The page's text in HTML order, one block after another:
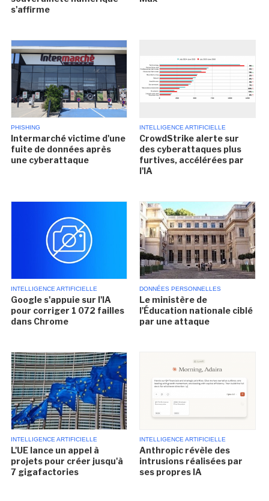
s'affirme
PHISHING
Intermarché victime d'une
fuite de données après
une cyberattaque
INTELLIGENCE ARTIFICIELLE
CrowdStrike alerte sur
des cyberattaques plus
furtives, accélérées par
l'IA
INTELLIGENCE ARTIFICIELLE
Google s'appuie sur l'IA
pour corriger 1 072 failles
dans Chrome
DONNÉES PERSONNELLES
Le ministère de
l'Éducation nationale ciblé
par une attaque
INTELLIGENCE ARTIFICIELLE
L'UE lance un appel à
projets pour créer jusqu'à
7 gigafactories
INTELLIGENCE ARTIFICIELLE
Anthropic révèle des
intrusions réalisées par
ses propres IA